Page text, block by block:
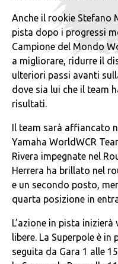
Anche il rookie Stefano
pista dopo i progressi
Campione del Mondo
a migliorare, ridurre il
ulteriori passi avanti
dove sia lui che il team
risultati.
Il team sarà affiancato
Yamaha WorldWCR
Rivera impegnate nel
Herrera ha brillato nel
e un secondo posto,
quarta posizione in
L’azione in pista
libere. La Superpole è
seguita da Gara 1 alle